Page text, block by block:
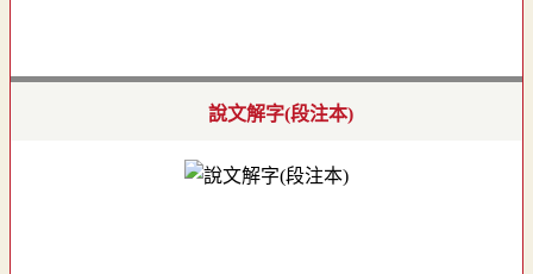
說文解字(段注本)